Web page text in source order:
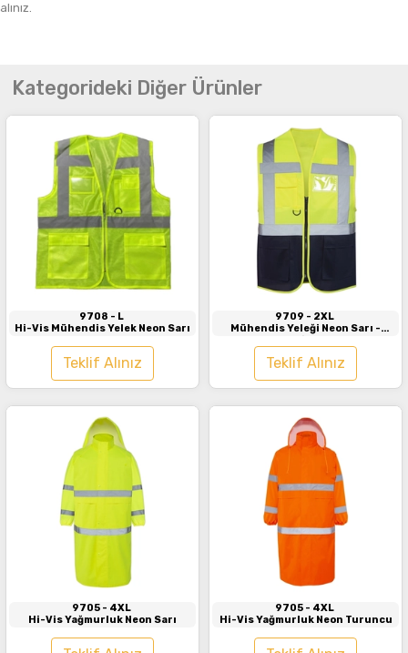
alınız.
Kategorideki Diğer Ürünler
İncele
9708 - L
Hi-Vis Mühendis Yelek Neon Sarı
Teklif Alınız
İncele
9709 - 2XL
Mühendis Yeleği Neon Sarı -
Teklif Alınız
İncele
9705 - 4XL
Hi-Vis Yağmurluk Neon Sarı
İncele
9705 - 4XL
Hi-Vis Yağmurluk Neon Turuncu